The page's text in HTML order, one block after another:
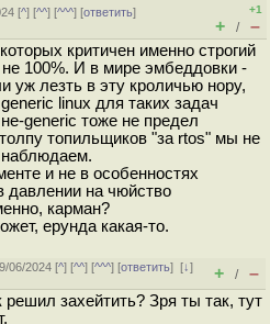
[^] [^^] [^^^] [ответить]
+1
+ / –
критичен именно строгий
100%. И в мире эмбеддовки -
уж лезть в эту кроличью нору,
linux для таких задач
generic тоже не предел
топильщиков "за rtos" мы не
и не в особенностях
давлении на чюйство
карман?
ерунда какая-то.
06/2024 [^] [^^] [^^^] [ответить][↓]
+ / –
решил захейтить? Зря ты так, тут